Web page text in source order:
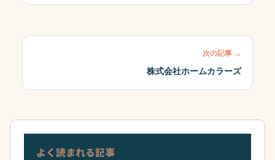
次の記事 →
株式会社ホームカラーズ
よく読まれる記事